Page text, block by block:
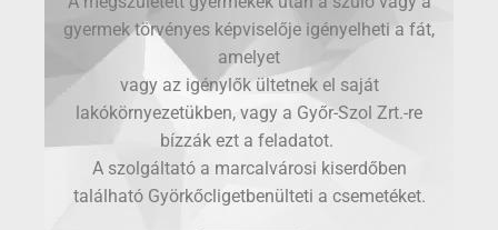
gyermek törvényes képviselője igényelheti a fát,
amelyet
vagy az igénylők ültetnek el saját
lakókörnyezetükben, vagy a Győr-Szol Zrt.-re
bízzák ezt a feladatot.
A szolgáltató a marcalvárosi kiserdőben
található Györkőcligetbenülteti a csemetéket.